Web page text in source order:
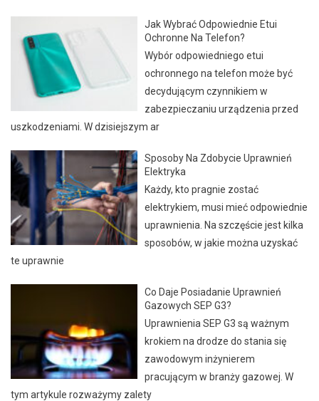
Jak Wybrać Odpowiednie Etui
Ochronne Na Telefon?
Wybór odpowiedniego etui
ochronnego na telefon może być
decydującym czynnikiem w
zabezpieczaniu urządzenia przed
uszkodzeniami. W dzisiejszym ar
Sposoby Na Zdobycie Uprawnień
Elektryka
Każdy, kto pragnie zostać
elektrykiem, musi mieć odpowiednie
uprawnienia. Na szczęście jest kilka
sposobów, w jakie można uzyskać
te uprawnie
Co Daje Posiadanie Uprawnień
Gazowych SEP G3?
Uprawnienia SEP G3 są ważnym
krokiem na drodze do stania się
zawodowym inżynierem
pracującym w branży gazowej. W
tym artykule rozważymy zalety